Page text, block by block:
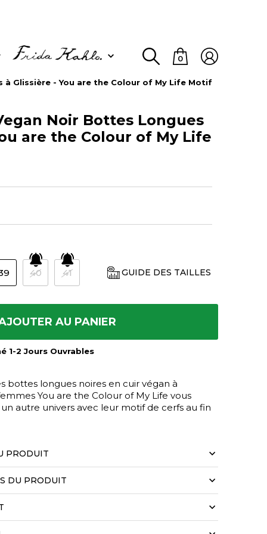
0
à Glissière - You are the Colour of My Life Motif
Noir Bottes Longues
are the Colour of My Life
40 41 GUIDE DES TAILLES
AU PANIER
1-2 Jours Ouvrables
bottes longues noires en cuir végan à
You are the Colour of My Life vous
autre univers avec leur motif de cerfs au fin
PRODUIT
DU PRODUIT